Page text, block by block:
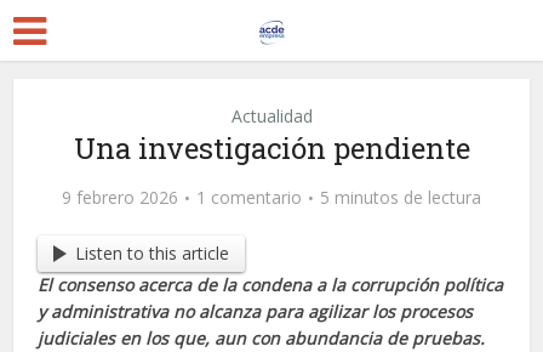
Actualidad
Una investigación pendiente
9 febrero 2026 1 comentario 5 minutos de lectura
Listen to this article
El consenso acerca de la condena a la corrupción política
y administrativa no alcanza para agilizar los procesos
judiciales en los que, aun con abundancia de pruebas.